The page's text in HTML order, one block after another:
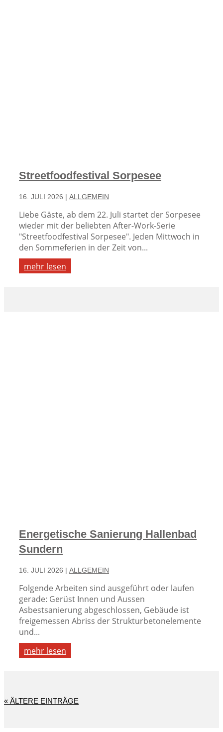
Streetfoodfestival Sorpesee
16. JULI 2026 | ALLGEMEIN
Liebe Gäste, ab dem 22. Juli startet der Sorpesee
wieder mit der beliebten After-Work-Serie
"Streetfoodfestival Sorpesee". Jeden Mittwoch in
den Sommeferien in der Zeit von...
mehr lesen
Energetische Sanierung Hallenbad
Sundern
16. JULI 2026 | ALLGEMEIN
Folgende Arbeiten sind ausgeführt oder laufen
gerade: Gerüst Innen und Aussen
Asbestsanierung abgeschlossen, Gebäude ist
freigemessen Abriss der Strukturbetonelemente
und...
mehr lesen
« ÄLTERE EINTRÄGE